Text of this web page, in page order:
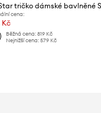
cena:
Kč
Běžná cena: 819 Kč
Nejnižší cena: 579 Kč